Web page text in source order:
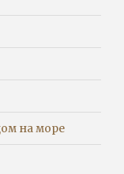
на море